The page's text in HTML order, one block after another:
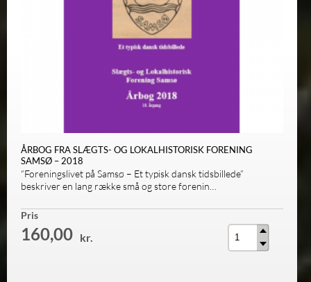
ÅRBOG FRA SLÆGTS- OG LOKALHISTORISK FORENING
SAMSØ – 2018
“Foreningslivet på Samsø – Et typisk dansk tidsbillede”
beskriver en lang række små og store forenin…
Pris
160,00 kr.